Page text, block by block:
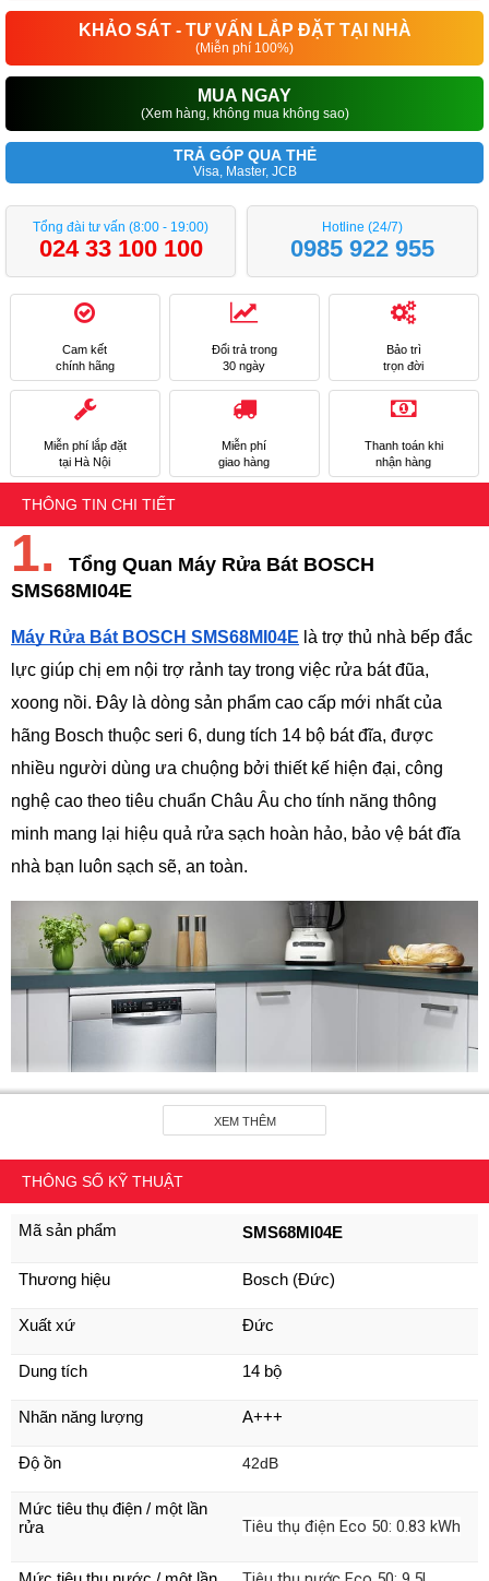
KHẢO SÁT - TƯ VẤN LẮP ĐẶT TẠI NHÀ
(Miễn phí 100%)
MUA NGAY
(Xem hàng, không mua không sao)
TRẢ GÓP QUA THẺ
Visa, Master, JCB
Tổng đài tư vấn (8:00 - 19:00)
024 33 100 100
Hotline (24/7)
0985 922 955
Cam kết
chính hãng
Đổi trả trong
30 ngày
Bảo trì
trọn đời
Miễn phí lắp đặt
tại Hà Nội
Miễn phí
giao hàng
Thanh toán khi
nhận hàng
THÔNG TIN CHI TIẾT
1.
Tổng Quan Máy Rửa Bát BOSCH
SMS68MI04E
Máy Rửa Bát BOSCH SMS68MI04E là trợ thủ nhà bếp đắc
lực giúp chị em nội trợ rảnh tay trong việc rửa bát đũa,
xoong nồi. Đây là dòng sản phẩm cao cấp mới nhất của
hãng Bosch thuộc seri 6, dung tích 14 bộ bát đĩa, được
nhiều người dùng ưa chuộng bởi thiết kế hiện đại, công
nghệ cao theo tiêu chuẩn Châu Âu cho tính năng thông
minh mang lại hiệu quả rửa sạch hoàn hảo, bảo vệ bát đĩa
nhà bạn luôn sạch sẽ, an toàn.
Máy Rửa Bát BOSCH SMS68MI04E
2.
SMS68MI04E
nguyên chiếc từ Đức với thiết kế hiện đại, sang trọng, kiểu
dáng máy độc lập, gọn gàng, không chiếm quá nhiều diện
tích với gam màu trắng bạc phù hợp cho không gian nội thất
XEM THÊM
THÔNG SỐ KỸ THUẬT
Mã sản phẩm SMS68MI04E
Thương hiệu Bosch (Đức)
Xuất xứ Đức
Dung tích 14 bộ
Nhãn năng lượng A+++
Độ ồn 42dB
Mức tiêu thụ điện / một lần
rửa
Tiêu thụ điện Eco 50: 0.83 kWh